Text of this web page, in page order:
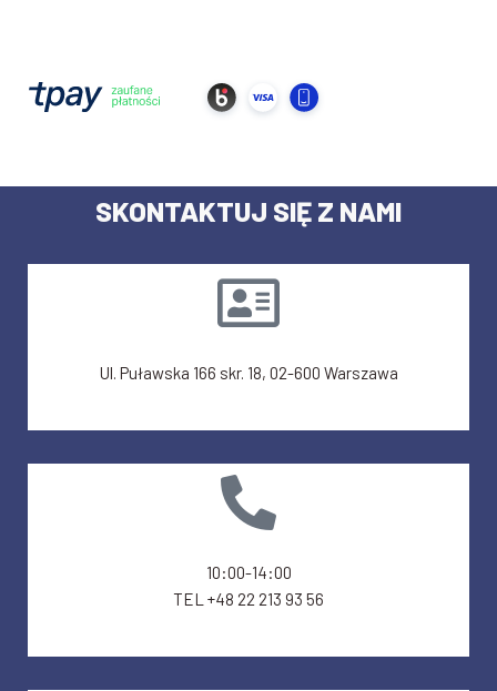
SKONTAKTUJ SIĘ Z NAMI
Ul. Puławska 166 skr. 18, 02-600 Warszawa
10:00-14:00
TEL +48 22 213 93 56